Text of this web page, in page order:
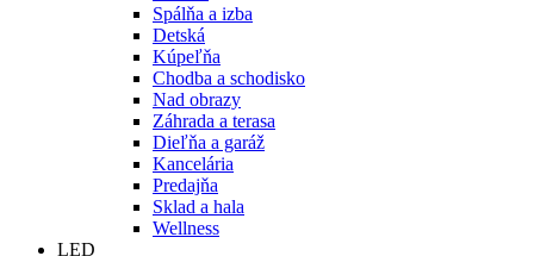
Spálňa a izba
Detská
Kúpeľňa
Chodba a schodisko
Nad obrazy
Záhrada a terasa
Dieľňa a garáž
Kancelária
Predajňa
Sklad a hala
Wellness
LED